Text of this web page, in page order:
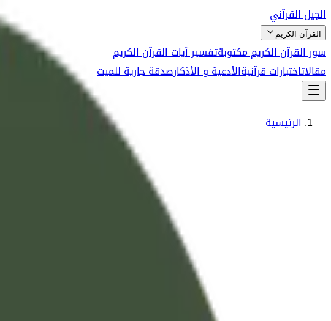
الجيل القرآني
القرآن الكريم
سور القرآن الكريم مكتوبةتفسير آيات القرآن الكريم
مقالاتاختبارات قرآنيةالأدعية و الأذكارصدقة جارية للميت
الرئيسية